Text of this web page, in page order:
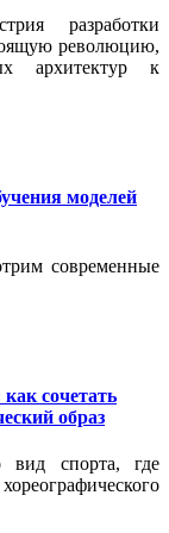
разработки
революцию,
архитектур к
моделей
современные
сочетать
образ
вид спорта, где